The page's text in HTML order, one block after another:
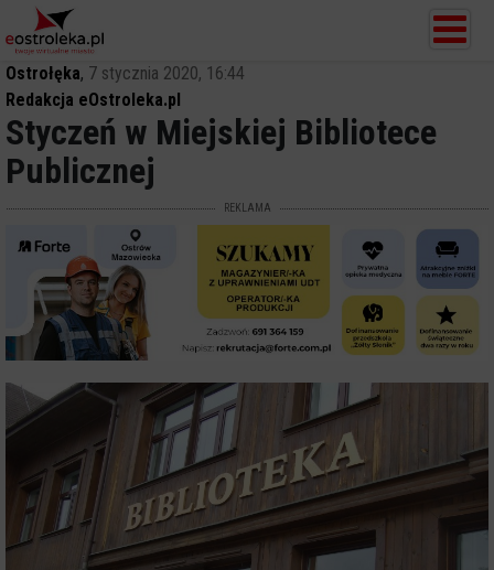
Ostrołęka, 7 stycznia 2020, 16:44
Redakcja eOstroleka.pl
Styczeń w Miejskiej Bibliotece
Publicznej
REKLAMA